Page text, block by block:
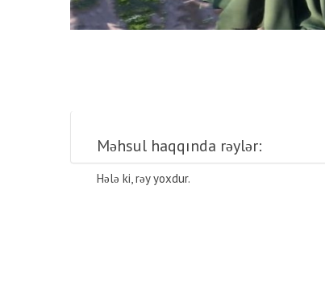
Məhsul haqqında rəylər:
Hələ ki, rəy yoxdur.